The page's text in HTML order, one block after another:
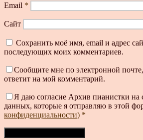
Email *
Сайт
Сохранить моё имя, email и адрес
последующих моих комментариев.
Сообщите мне по электронной
ответит на мой комментарий.
Я даю согласие Архив пианистки на
данных, которые я отправляю в этой
конфиденциальности) *